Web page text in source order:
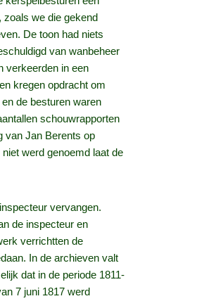
zoals we die gekend
De toon had niets
van wanbeheer
verkeerden in een
kregen opdracht om
de besturen waren
schouwrapporten
van Jan Berents op
werd genoemd laat de
vervangen.
de inspecteur en
verrichtten de
In de archieven valt
dat in de periode 1811-
7 juni 1817 werd